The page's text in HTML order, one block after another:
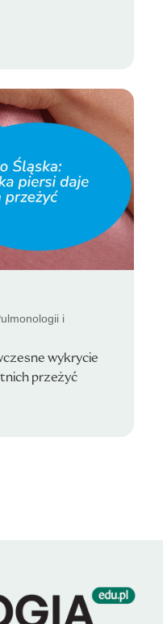
i
wykrycie
przeżyć